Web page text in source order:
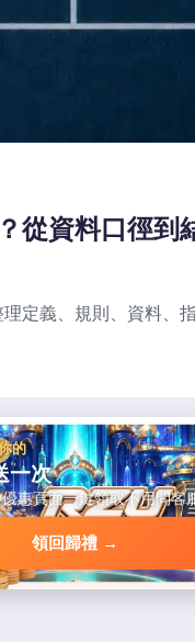
從資料口徑到
定義、規則、資料、指
的
一次
惠頁面一鍵領取不用問客
領回歸禮 →